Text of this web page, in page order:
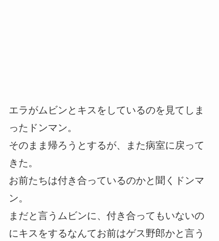
エラがムビンとキスをしているのを見てしま
ったドンマン。
そのまま帰ろうとするが、また病室に戻って
きた。
お前たちは付き合っているのかと聞くドンマ
ン。
まだと言うムビンに、付き合ってもいないの
にキスをするなんてお前はゲス野郎かと言う